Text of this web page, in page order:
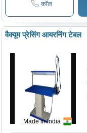
कॉल
Made in India
वैक्यूम प्रेसिंग आयरनिंग टेबल